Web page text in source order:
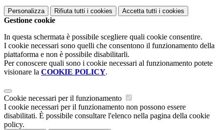
Personalizza Rifiuta tutti i cookies Accetta tutti i cookies
Gestione cookie
In questa schermata è possibile scegliere quali cookie consentire.
I cookie necessari sono quelli che consentono il funzionamento della
piattaforma e non è possibile disabilitarli.
Per conoscere quali sono i cookie necessari al funzionamento potete
visionare la COOKIE POLICY.
Cookie necessari per il funzionamento
I cookie necessari per il funzionamento non possono essere
disabilitati. È possibile consultare l'elenco nella pagina della cookie
policy.